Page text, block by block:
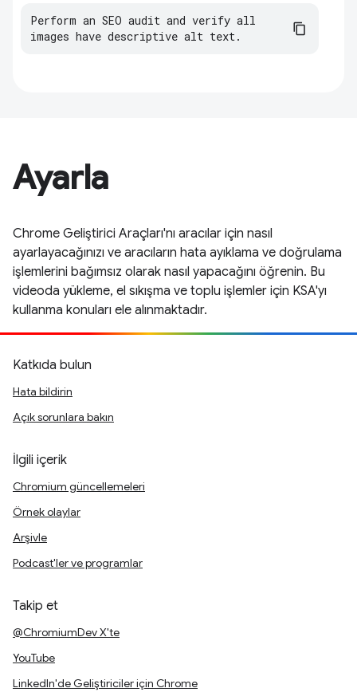
Perform an SEO audit and verify all
images have descriptive alt text.
Ayarla
Chrome Geliştirici Araçları'nı aracılar için nasıl
ayarlayacağınızı ve aracıların hata ayıklama ve doğrulama
işlemlerini bağımsız olarak nasıl yapacağını öğrenin. Bu
videoda yükleme, el sıkışma ve toplu işlemler için KSA'yı
kullanma konuları ele alınmaktadır.
Katkıda bulun
Hata bildirin
Açık sorunlara bakın
İlgili içerik
Chromium güncellemeleri
Örnek olaylar
Arşivle
Podcast'ler ve programlar
Takip et
@ChromiumDev X'te
YouTube
LinkedIn'de Geliştiriciler için Chrome